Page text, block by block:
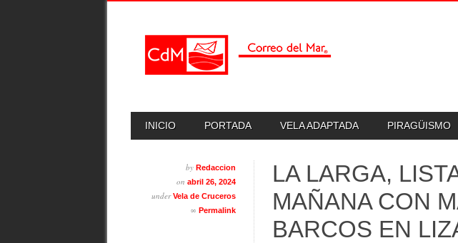
MAIN MENU
INICIO PORTADA VELA ADAPTADA PIRAGÜISMO
by Redaccion
on abril 26, 2024
underVela de Cruceros
∞ Permalink
LA LARGA,
MAÑANA CON
BARCOS EN